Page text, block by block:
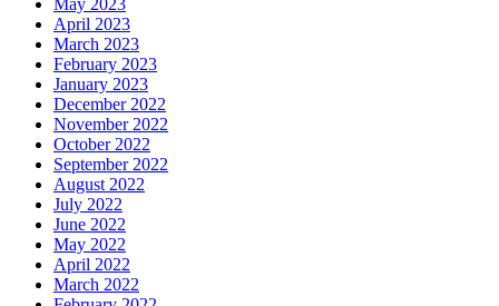
May 2023
April 2023
March 2023
February 2023
January 2023
December 2022
November 2022
October 2022
September 2022
August 2022
July 2022
June 2022
May 2022
April 2022
March 2022